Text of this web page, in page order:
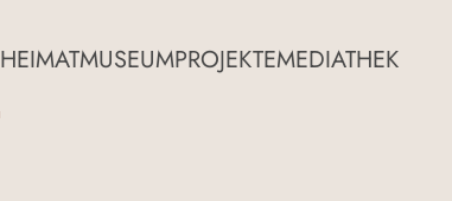
HEIMATMUSEUMPROJEKTEMEDIATHEK